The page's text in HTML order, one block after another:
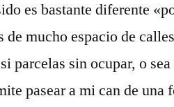
es bastante diferente
mucho espacio de
parcelas sin ocupar, o
pasear a mi can de una